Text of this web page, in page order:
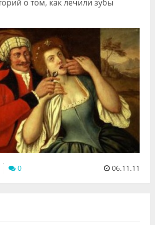
о том, как лечили зубы
0 06.11.11